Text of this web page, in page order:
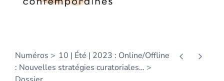
Numéros
10 | Été | 2023 : Online/Offline
: Nouvelles stratégies curatoriales…